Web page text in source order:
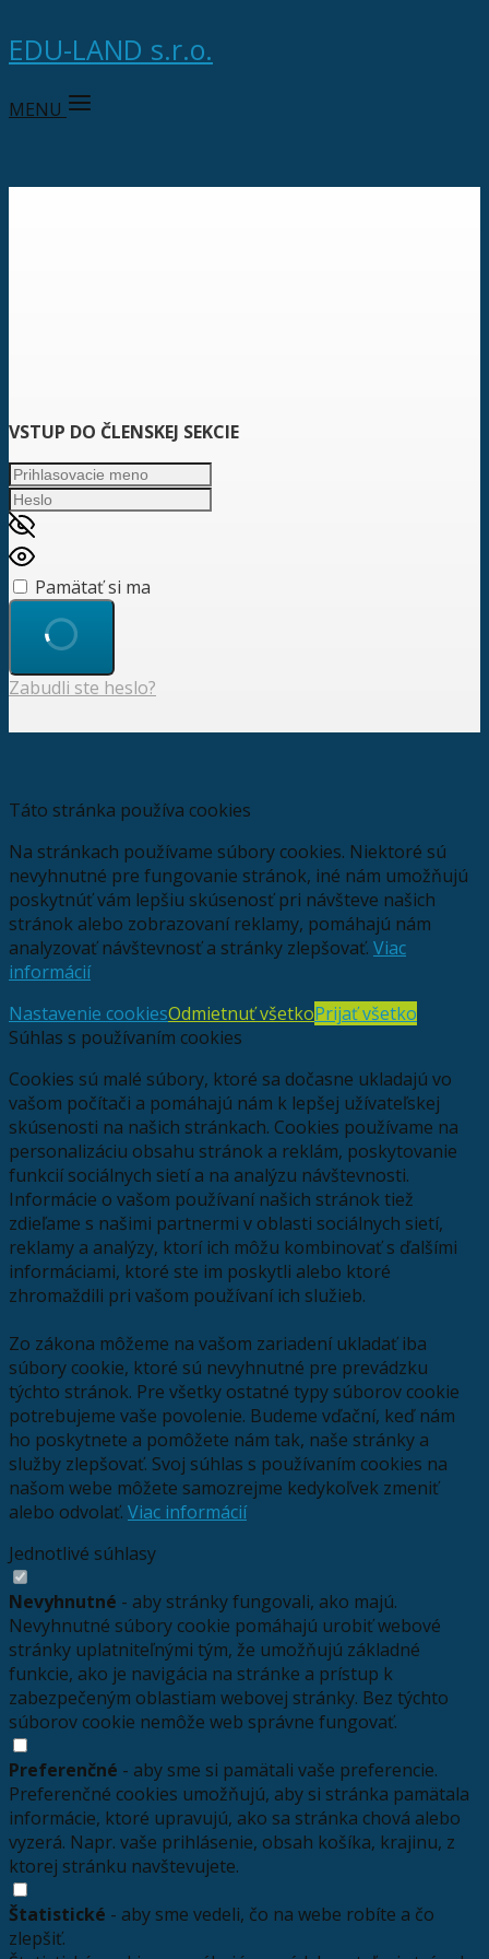
EDU-LAND s.r.o.
MENU
VSTUP DO ČLENSKEJ SEKCIE
Pamätať si ma
Zabudli ste heslo?
Táto stránka používa cookies
Na stránkach používame súbory cookies. Niektoré sú
nevyhnutné pre fungovanie stránok, iné nám umožňujú
poskytnúť vám lepšiu skúsenosť pri návšteve našich
stránok alebo zobrazovaní reklamy, pomáhajú nám
analyzovať návštevnosť a stránky zlepšovať. Viac
informácií
Nastavenie cookiesOdmietnuť všetkoPrijať všetko
Súhlas s používaním cookies
Cookies sú malé súbory, ktoré sa dočasne ukladajú vo
vašom počítači a pomáhajú nám k lepšej užívateľskej
skúsenosti na našich stránkach. Cookies používame na
personalizáciu obsahu stránok a reklám, poskytovanie
funkcií sociálnych sietí a na analýzu návštevnosti.
Informácie o vašom používaní našich stránok tiež
zdieľame s našimi partnermi v oblasti sociálnych sietí,
reklamy a analýzy, ktorí ich môžu kombinovať s ďalšími
informáciami, ktoré ste im poskytli alebo ktoré
zhromaždili pri vašom používaní ich služieb.
Zo zákona môžeme na vašom zariadení ukladať iba
súbory cookie, ktoré sú nevyhnutné pre prevádzku
týchto stránok. Pre všetky ostatné typy súborov cookie
potrebujeme vaše povolenie. Budeme vďační, keď nám
ho poskytnete a pomôžete nám tak, naše stránky a
služby zlepšovať. Svoj súhlas s používaním cookies na
našom webe môžete samozrejme kedykoľvek zmeniť
alebo odvolať. Viac informácií
Jednotlivé súhlasy
Nevyhnutné - aby stránky fungovali, ako majú.
Nevyhnutné súbory cookie pomáhajú urobiť webové
stránky uplatniteľnými tým, že umožňujú základné
funkcie, ako je navigácia na stránke a prístup k
zabezpečeným oblastiam webovej stránky. Bez týchto
súborov cookie nemôže web správne fungovať.
Preferenčné - aby sme si pamätali vaše preferencie.
Preferenčné cookies umožňujú, aby si stránka pamätala
informácie, ktoré upravujú, ako sa stránka chová alebo
vyzerá. Napr. vaše prihlásenie, obsah košíka, krajinu, z
ktorej stránku navštevujete.
Štatistické - aby sme vedeli, čo na webe robíte a čo
zlepšiť.